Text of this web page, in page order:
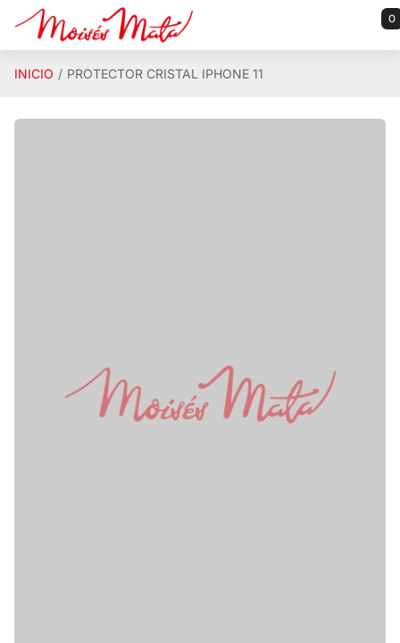
Saltar al contenido principal 0
INICIO PROTECTOR CRISTAL IPHONE 11